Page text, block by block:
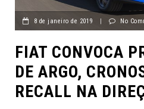
8 de janeiro de 2019 | No
FIAT CONVOCA
DE ARGO,
RECALL NA